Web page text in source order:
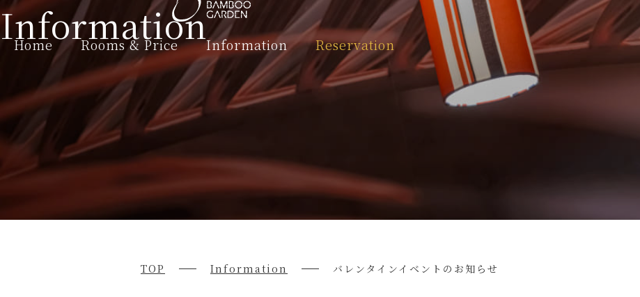
Home Rooms & Price Information Reservation
Information
TOP Information バレンタインイベントのお知らせ